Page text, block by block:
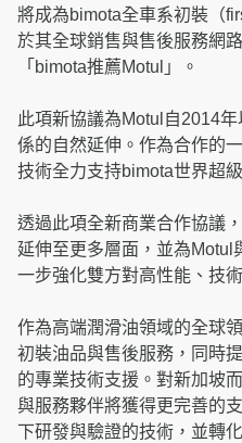
將成為bimota全車系初裝（
於其全球銷售與售後服務網
「bimota推薦Motul」。
此項新協議為Motul自2014
係的自然延伸。作為合作的
技術全力支持bimota世界超
透過此項全新商業合作協議
延伸至更多層面，並為Motul
一步強化雙方對高性能、技
作為高端潤滑油領域的全球
初裝油品與售後服務，同時
的專業技術支援。對新加坡
與服務夥伴將獲得更完善的
下研發與驗證的技術，並轉